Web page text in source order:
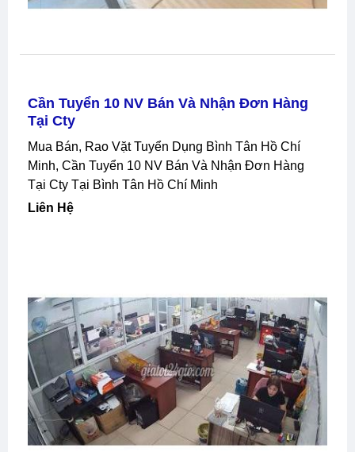
Cần Tuyển 10 NV Bán Và Nhận Đơn Hàng
Tại Cty
Mua Bán, Rao Vặt Tuyển Dụng Bình Tân Hồ Chí
Minh, Cần Tuyển 10 NV Bán Và Nhận Đơn Hàng
Tại Cty Tại Bình Tân Hồ Chí Minh
Liên Hệ